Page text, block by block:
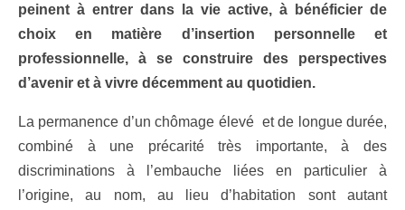
peinent à entrer dans la vie active, à bénéficier de
choix en matière d’insertion personnelle et
professionnelle, à se construire des perspectives
d’avenir et à vivre décemment au quotidien.
La permanence d’un chômage élevé et de longue durée,
combiné à une précarité très importante, à des
discriminations à l’embauche liées en particulier à
l’origine, au nom, au lieu d’habitation sont autant